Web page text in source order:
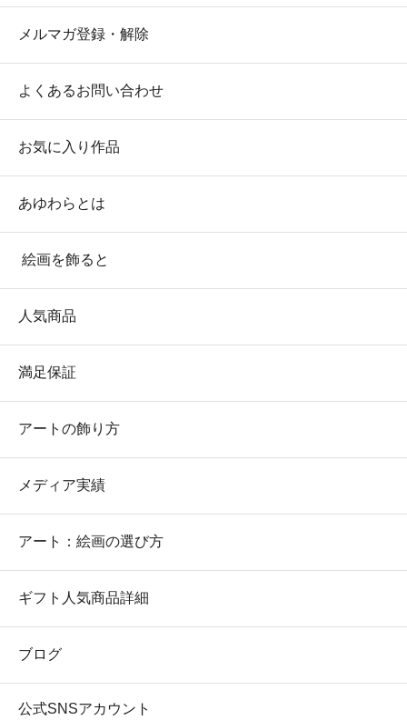
メルマガ登録・解除
よくあるお問い合わせ
お気に入り作品
あゆわらとは
絵画を飾ると
人気商品
満足保証
アートの飾り方
メディア実績
アート：絵画の選び方
ギフト人気商品詳細
ブログ
公式SNSアカウント